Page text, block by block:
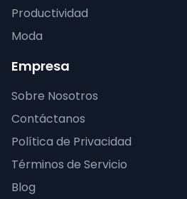
Productividad
Moda
Empresa
Sobre Nosotros
Contáctanos
Política de Privacidad
Términos de Servicio
Blog